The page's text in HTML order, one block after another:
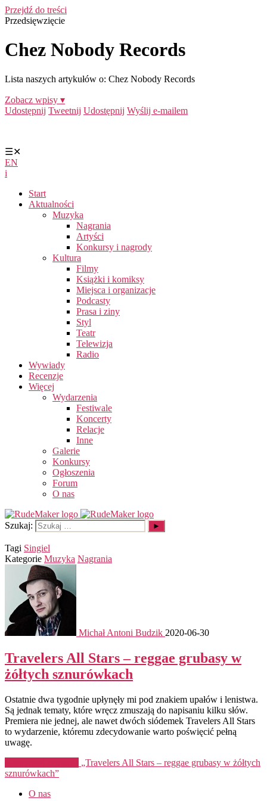
Przejdź do treści
Przedsięwzięcie
Chez Nobody Records
Lista naszych artykułów o: Chez Nobody Records
Zobacz wpisy ▾
Udostępnij Tweetnij Udostępnij Wyślij e-mailem
☰✕
EN
i
Start
Aktualności
Muzyka
Nagrania
Artyści
Konkursy i nagrody
Kultura
Filmy
Książki i komiksy
Miejsca i organizacje
Podcasty
Prasa i ziny
Styl
Teatr
Telewizja
Radio
Wywiady
Recenzje
Więcej
Wydarzenia
Festiwale
Koncerty
Relacje
Inne
Galerie
Konkursy
Ogłoszenia
Forum
O nas
Szukaj:
Tagi Singiel
Kategorie Muzyka Nagrania
Michał Antoni Budzik 2020-06-30
Travelers All Stars – reggae grubasy w
żółtych sznurówkach
Ostatnie dwa tygodnie upłynęły mi pod znakiem upałów i lenistwa.
Są jednak tematy, które wręcz zmuszają do napisaniu kilku słów.
Premiera nie jednej, ale nawet dwóch siódemek Travelers All Stars
to wydarzenie, któremu zdecydowanie warto poświęcić pełną
uwagę.
„Travelers All Stars – reggae grubasy w żółtych
sznurówkach”
O nas